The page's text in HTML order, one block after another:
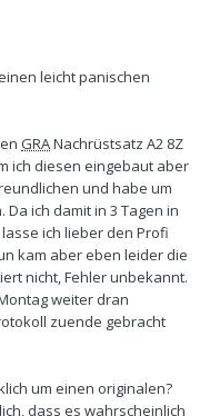
leicht panischen
GRANachrüstsatz A2 8Z
ich diesen eingebaut aber
und habe um
ich damit in 3 Tagen in
ich lieber den Profi
kam aber eben leider die
nicht, Fehler unbekannt.
weiter dran
zuende gebracht
um einen originalen?
dass es wahrscheinlich